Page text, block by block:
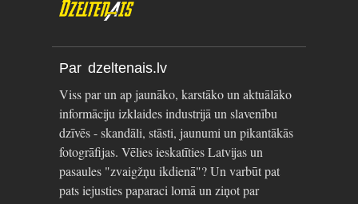
Par dzeltenais.lv
Viss par un ap jaunāko, karstāko un aktuālāko
informāciju izklaides industrijā un slavenību
dzīvēs - skandāli, stāsti, jaunumi un pikantākās
fotogrāfijas. Vēlies ieskatīties Latvijas un
pasaules "zvaigžņu ikdienā"? Un varbūt pat
pats iejusties paparaci lomā un ziņot par